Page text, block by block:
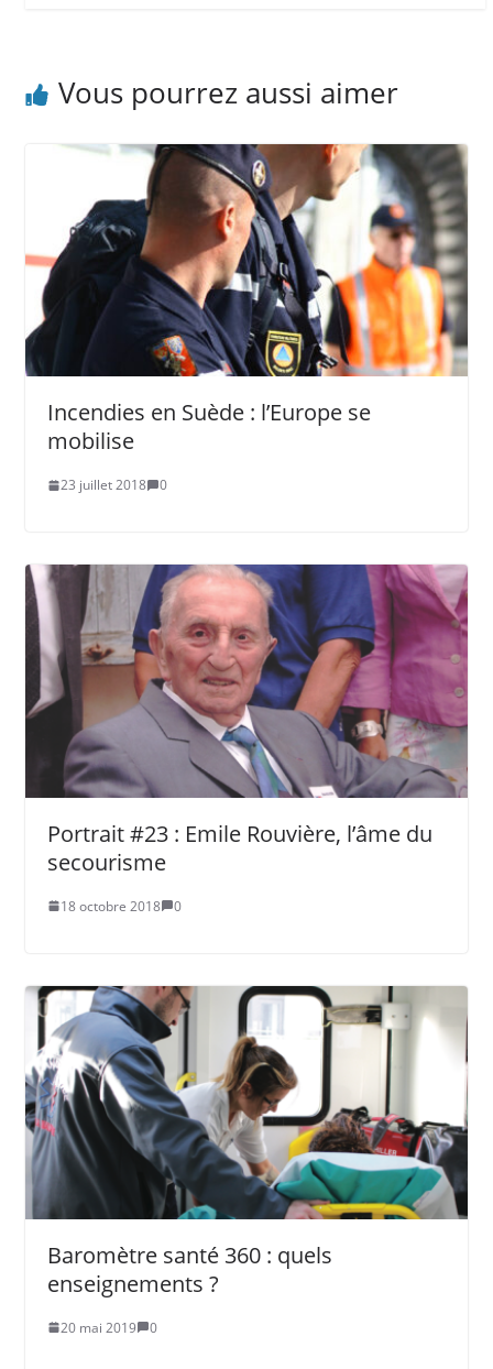
Vous pourrez aussi aimer
Incendies en Suède : l’Europe se
mobilise
23 juillet 2018 0
Portrait #23 : Emile Rouvière, l’âme du
secourisme
18 octobre 2018 0
Baromètre santé 360 : quels
enseignements ?
20 mai 2019 0